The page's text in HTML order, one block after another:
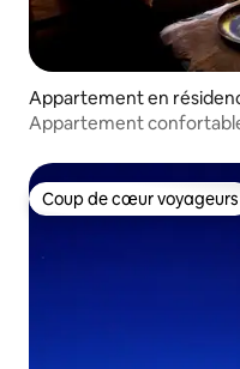
Appartement en
Appartement
Coup de cœur voyageurs
Coup de cœur voyageurs